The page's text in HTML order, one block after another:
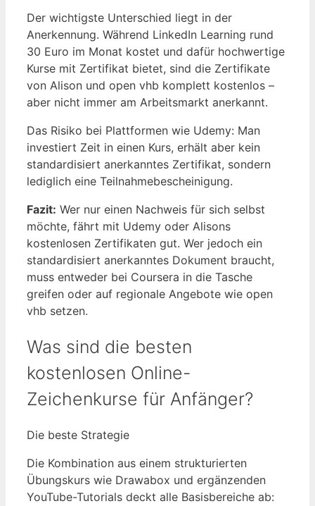
Der wichtigste Unterschied liegt in der
Anerkennung. Während LinkedIn Learning rund
30 Euro im Monat kostet und dafür hochwertige
Kurse mit Zertifikat bietet, sind die Zertifikate
von Alison und open vhb komplett kostenlos –
aber nicht immer am Arbeitsmarkt anerkannt.
Das Risiko bei Plattformen wie Udemy: Man
investiert Zeit in einen Kurs, erhält aber kein
standardisiert anerkanntes Zertifikat, sondern
lediglich eine Teilnahmebescheinigung.
Fazit: Wer nur einen Nachweis für sich selbst
möchte, fährt mit Udemy oder Alisons
kostenlosen Zertifikaten gut. Wer jedoch ein
standardisiert anerkanntes Dokument braucht,
muss entweder bei Coursera in die Tasche
greifen oder auf regionale Angebote wie open
vhb setzen.
Was sind die besten
kostenlosen Online-
Zeichenkurse für Anfänger?
Die beste Strategie
Die Kombination aus einem strukturierten
Übungskurs wie Drawabox und ergänzenden
YouTube-Tutorials deckt alle Basisbereiche ab: